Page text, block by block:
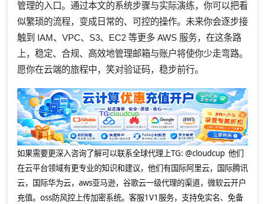
管理的入口。通过本文的系统步骤与实际演练，你可以把看
似繁琐的流程，变成日常的、可控的操作。未来你会逐步接
触到 IAM、VPC、S3、EC2 等更多 AWS 服务，在这条路
上，稳定、合规、高效地管理邮箱与账户将使你少走弯路。
愿你在云端的旅程中，笑对验证码，稳步前行。
如果需要更深入咨询了解可以联系全球代理上TG: @cloudcup 他们
在云平台领域有更专业的知识和建议，他们有国际阿里云，国际腾讯
云，国际华为云，aws亚马逊，谷歌云一级代理的渠道，微软云开户
充值。oss防风控上传加密系统。客服1V1服务，支持免实名、免备